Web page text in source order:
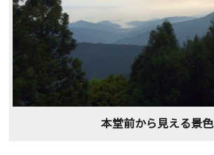
本堂前から見える景色